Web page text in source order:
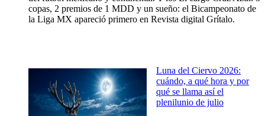
copas, 2 premios de 1 MDD y un sueño: el Bicampeonato de
la Liga MX apareció primero en Revista digital Grítalo.
Luna del Ciervo 2026:
cuándo, a qué hora y por
qué se llama así el
plenilunio de julio